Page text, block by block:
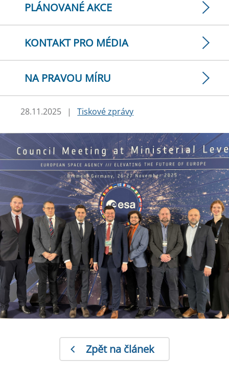
PLÁNOVANÉ AKCE
KONTAKT PRO MÉDIA
NA PRAVOU MÍRU
28.11.2025 | Tiskové zprávy
Zpět na článek